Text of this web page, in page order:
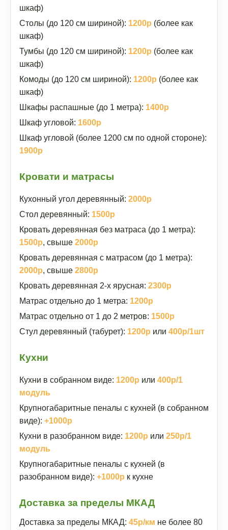
шкаф)
Столы (до 120 см шириной): 1200р (более как
шкаф)
Тумбы (до 120 см шириной): 1200р (более как
шкаф)
Комоды (до 120 см шириной): 1200р (более как
шкаф)
Шкафы распашные (до 1 метра): 1400р
Шкаф угловой: 1600р
Шкаф угловой (более 1200 см по одной стороне):
1900р
Кровати и матрасы
Кухонный угол деревянный: 2000р
Стол деревянный: 1500р
Кровать деревянная без матраса (до 1 метра):
1500р, свыше 2000р
Кровать деревянная с матрасом (до 1 метра):
2000р, свыше 2800р
Кровать деревянная 2-х ярусная: 2300р
Матрас отдельно до 1 метра: 1200р
Матрас отдельно от 1 до 2 метров: 1500р
Стул деревянный (табурет): 1200р или 400р/1шт
Кухни
Кухни в собранном виде: 1200р или 400р/1
модуль
Крупногабаритные пеналы с кухней (в собранном
виде): +1000р
Кухни в разобранном виде: 1200р или 250р/1
модуль
Крупногабаритные пеналы с кухней (в
разобранном виде): +1000р к кухне
Доставка за пределы МКАД
Доставка за пределы МКАД: 45р/км не более 80